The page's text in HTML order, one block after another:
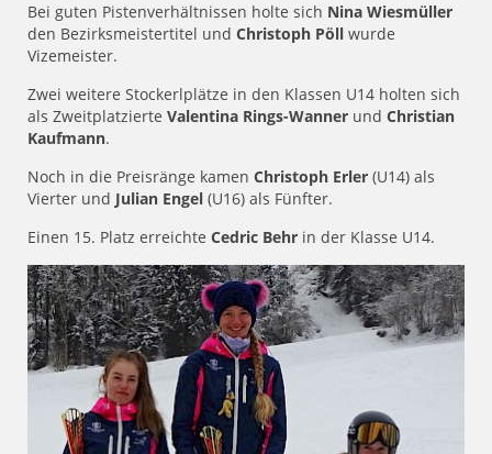
Bei guten Pistenverhältnissen holte sich Nina Wiesmüller
den Bezirksmeistertitel und Christoph Pöll wurde
Vizemeister.
Zwei weitere Stockerlplätze in den Klassen U14 holten sich
als Zweitplatzierte Valentina Rings-Wanner und Christian
Kaufmann.
Noch in die Preisränge kamen Christoph Erler (U14) als
Vierter und Julian Engel (U16) als Fünfter.
Einen 15. Platz erreichte Cedric Behr in der Klasse U14.